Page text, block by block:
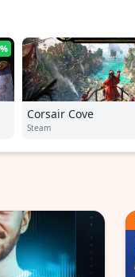
Corsair Cove
Steam